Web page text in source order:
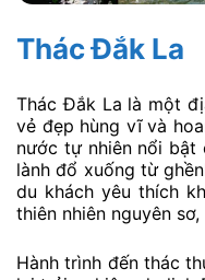
Thác Đắk La
Thác Đắk La là một
vẻ đẹp hùng vĩ và
nước tự nhiên nổi bật
lành đổ xuống từ
du khách yêu thích
thiên nhiên nguyên
Hành trình đến thác